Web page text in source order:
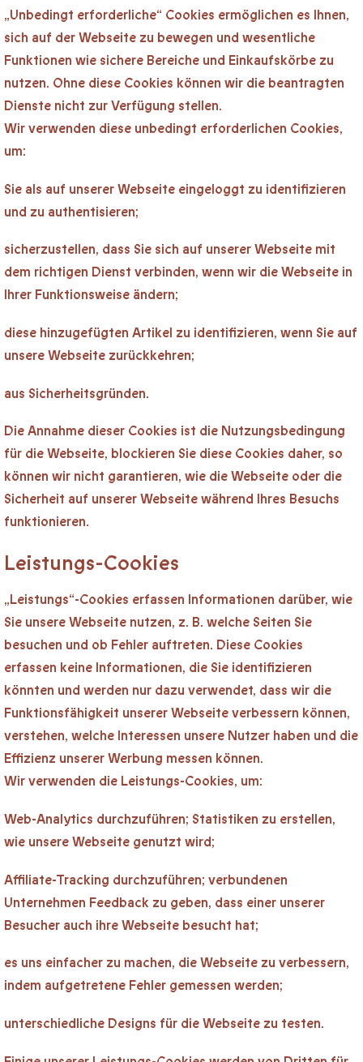
„Unbedingt erforderliche“ Cookies ermöglichen es Ihnen,
sich auf der Webseite zu bewegen und wesentliche
Funktionen wie sichere Bereiche und Einkaufskörbe zu
nutzen. Ohne diese Cookies können wir die beantragten
Dienste nicht zur Verfügung stellen.
Wir verwenden diese unbedingt erforderlichen Cookies,
um:
Sie als auf unserer Webseite eingeloggt zu identifizieren
und zu authentisieren;
sicherzustellen, dass Sie sich auf unserer Webseite mit
dem richtigen Dienst verbinden, wenn wir die Webseite in
Ihrer Funktionsweise ändern;
diese hinzugefügten Artikel zu identifizieren, wenn Sie auf
unsere Webseite zurückkehren;
aus Sicherheitsgründen.
Die Annahme dieser Cookies ist die Nutzungsbedingung
für die Webseite, blockieren Sie diese Cookies daher, so
können wir nicht garantieren, wie die Webseite oder die
Sicherheit auf unserer Webseite während Ihres Besuchs
funktionieren.
Leistungs-Cookies
„Leistungs“-Cookies erfassen Informationen darüber, wie
Sie unsere Webseite nutzen, z. B. welche Seiten Sie
besuchen und ob Fehler auftreten. Diese Cookies
erfassen keine Informationen, die Sie identifizieren
könnten und werden nur dazu verwendet, dass wir die
Funktionsfähigkeit unserer Webseite verbessern können,
verstehen, welche Interessen unsere Nutzer haben und die
Effizienz unserer Werbung messen können.
Wir verwenden die Leistungs-Cookies, um:
Web-Analytics durchzuführen; Statistiken zu erstellen,
wie unsere Webseite genutzt wird;
Affiliate-Tracking durchzuführen; verbundenen
Unternehmen Feedback zu geben, dass einer unserer
Besucher auch ihre Webseite besucht hat;
es uns einfacher zu machen, die Webseite zu verbessern,
indem aufgetretene Fehler gemessen werden;
unterschiedliche Designs für die Webseite zu testen.